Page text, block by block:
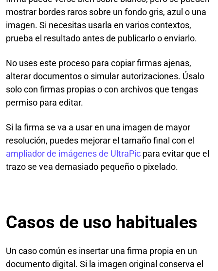
mostrar bordes raros sobre un fondo gris, azul o una
imagen. Si necesitas usarla en varios contextos,
prueba el resultado antes de publicarlo o enviarlo.
No uses este proceso para copiar firmas ajenas,
alterar documentos o simular autorizaciones. Úsalo
solo con firmas propias o con archivos que tengas
permiso para editar.
Si la firma se va a usar en una imagen de mayor
resolución, puedes mejorar el tamaño final con el
ampliador de imágenes de UltraPic para evitar que el
trazo se vea demasiado pequeño o pixelado.
Casos de uso habituales
Un caso común es insertar una firma propia en un
documento digital. Si la imagen original conserva el